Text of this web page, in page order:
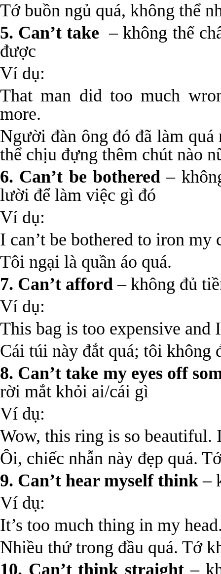
Tớ buồn ngủ quá, không thể
5. Can’t take – không thể
được
Ví dụ:
That man did too much
more.
Người đàn ông đó đã làm
thể chịu đựng thêm chút nào
6. Can’t be bothered –
lười để làm việc gì đó
Ví dụ:
I can’t be bothered to iron my
Tôi ngại là quần áo quá.
7. Can’t afford – không đủ
Ví dụ:
This bag is too expensive and
Cái túi này đắt quá; tôi không
8. Can’t take my eyes off
rời mắt khỏi ai/cái gì
Ví dụ:
Wow, this ring is so beautiful.
Ôi, chiếc nhẫn này đẹp quá.
9. Can’t hear myself think –
Ví dụ:
It’s too much thing in my
Nhiều thứ trong đầu quá. Tớ
10. Can’t think straight –